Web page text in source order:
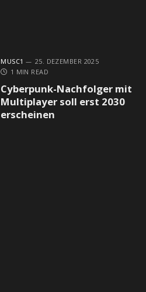
MUSC1
25. DEZEMBER 2025
1 MIN READ
Cyberpunk-Nachfolger mit
Multiplayer soll erst 2030
erscheinen